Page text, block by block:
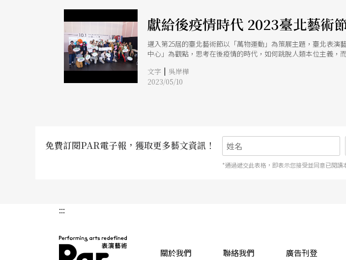
獻給後疫情時代 2023臺北藝術
邁入第25屆的臺北藝術節以「萬物運動」為策展主題，臺北表
中心」為觀點，思考在後疫情的時代，如何跳脫人類本位主義，
文字 | 吳岸樺
2023/05/10
免費訂閱PAR電子報，獲取更多藝文資訊！
*通過遞交此表格，即表示您接受並同意已閱
:::
關於我們 聯絡我們 廣告刊登